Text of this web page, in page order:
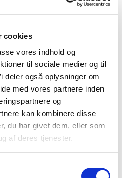
cookies
vores indhold og
til sociale medier og til
deler også oplysninger om
med vores partnere inden
og
kan kombinere disse
du har givet dem, eller som
af deres tjenester.